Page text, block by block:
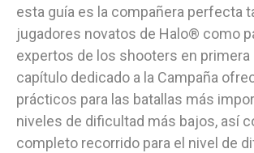
esta guía es la compañera perfecta
jugadores novatos de Halo® como
expertos de los shooters en primera
capítulo dedicado a la Campaña
prácticos para las batallas más
niveles de dificultad más bajos, así
completo recorrido para el nivel de